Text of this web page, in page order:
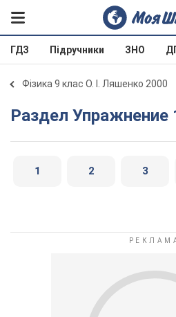
ГДЗ Підручники ЗНО
Фізика 9 клас О. І. Ляшенко 2000
Раздел Упражнение
1 2 3